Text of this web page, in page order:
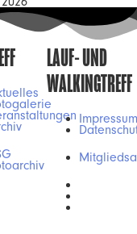
LAUF- UND
WALKINGTREFF
Impressum